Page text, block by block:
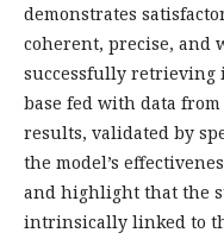
demonstrates
coherent, precise, and
successfully retrieving
base fed with data
results, validated by
the model’s
and highlight that the
intrinsically linked to